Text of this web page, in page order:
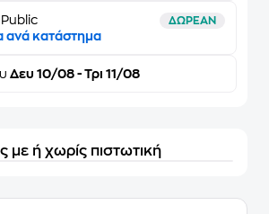
ΔΩΡΕΑΝ
ανά κατάστημα
Δευ 10/08 - Τρι 11/08
με ή χωρίς πιστωτική